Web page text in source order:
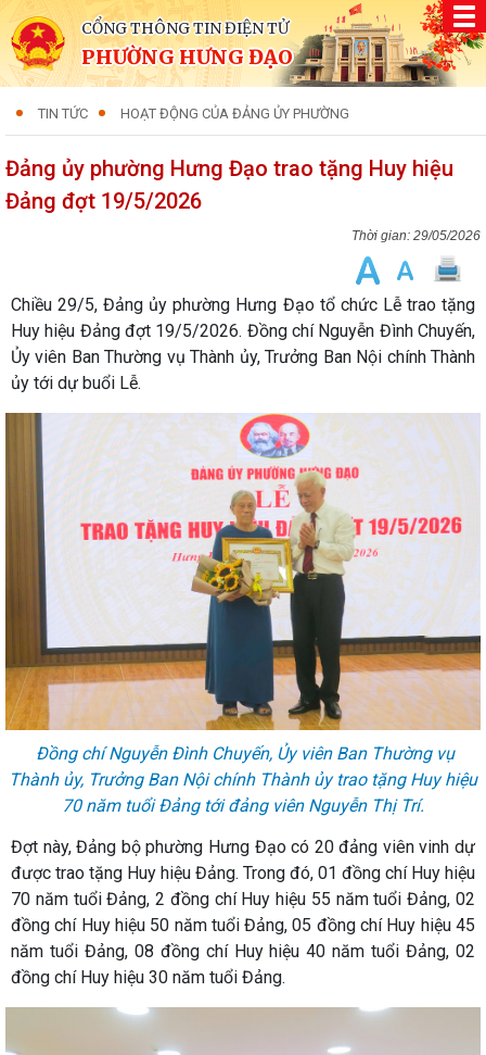
CỔNG THÔNG TIN ĐIỆN TỬ
PHƯỜNG HƯNG ĐẠO
TIN TỨC HOẠT ĐỘNG CỦA ĐẢNG ỦY PHƯỜNG
Đảng ủy phường Hưng Đạo trao tặng Huy hiệu
Đảng đợt 19/5/2026
29/05/2026
Chiều 29/5, Đảng ủy phường Hưng Đạo tổ chức Lễ trao tặng
Huy hiệu Đảng đợt 19/5/2026. Đồng chí Nguyễn Đình Chuyến,
Ủy viên Ban Thường vụ Thành ủy, Trưởng Ban Nội chính Thành
ủy tới dự buổi Lễ.
Đồng chí Nguyễn Đình Chuyến, Ủy viên Ban Thường vụ
Thành ủy, Trưởng Ban Nội chính Thành ủy trao tặng Huy hiệu
70 năm tuổi Đảng tới đảng viên Nguyễn Thị Trí.
Đợt này, Đảng bộ phường Hưng Đạo có 20 đảng viên vinh dự
được trao tặng Huy hiệu Đảng. Trong đó, 01 đồng chí Huy hiệu
70 năm tuổi Đảng, 2 đồng chí Huy hiệu 55 năm tuổi Đảng, 02
đồng chí Huy hiệu 50 năm tuổi Đảng, 05 đồng chí Huy hiệu 45
năm tuổi Đảng, 08 đồng chí Huy hiệu 40 năm tuổi Đảng, 02
đồng chí Huy hiệu 30 năm tuổi Đảng.